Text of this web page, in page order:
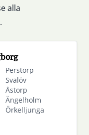
alla
Perstorp
Svalöv
Åstorp
Ängelholm
Örkelljunga